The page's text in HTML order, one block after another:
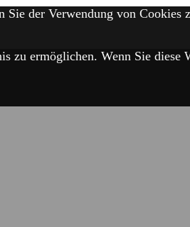
der Verwendung von Cookies
zu ermöglichen. Wenn Sie diese